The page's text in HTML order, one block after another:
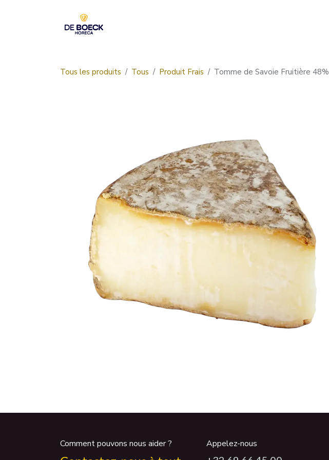
Tous les produits Tous Produit Frais Tomme de Savoie Fruitière 48%
Comment pouvons nous aider ? Appelez-nous